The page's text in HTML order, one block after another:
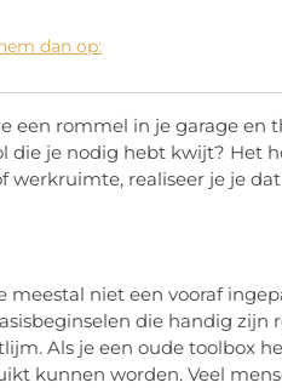
dan op:
een rommel in je garage en
die je nodig hebt kwijt? Het
werkruimte, realiseer je je
meestal niet een vooraf
die handig zijn
Als je een oude toolbox
kunnen worden. Veel